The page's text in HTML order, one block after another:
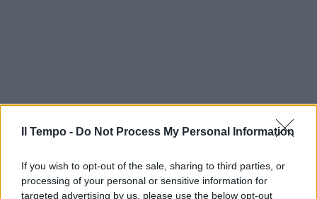
Il Tempo - Do Not Process My Personal Information
If you wish to opt-out of the sale, sharing to third parties, or
processing of your personal or sensitive information for
targeted advertising by us, please use the below opt-out